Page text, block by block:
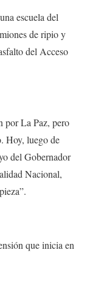
escuela del
de ripio y
del Acceso
por La Paz, pero
Hoy, luego de
del Gobernador
Nacional,
que inicia en